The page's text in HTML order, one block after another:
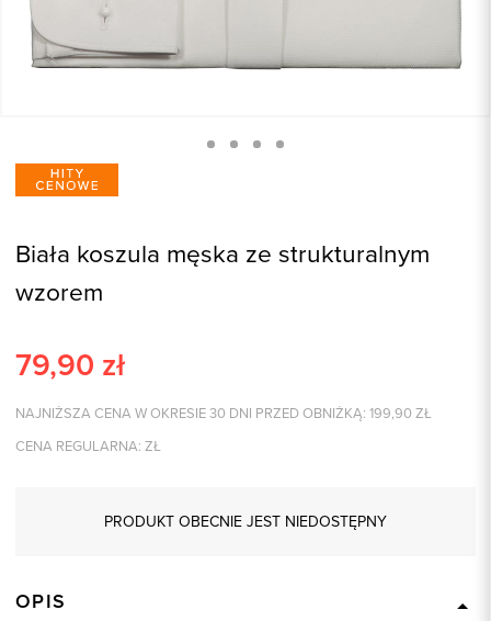
Biała koszula męska ze strukturalnym
wzorem
79,90 zł
NAJNIŻSZA CENA W OKRESIE 30 DNI PRZED OBNIŻKĄ: 199,90 ZŁ
CENA REGULARNA: ZŁ
PRODUKT OBECNIE JEST NIEDOSTĘPNY
OPIS